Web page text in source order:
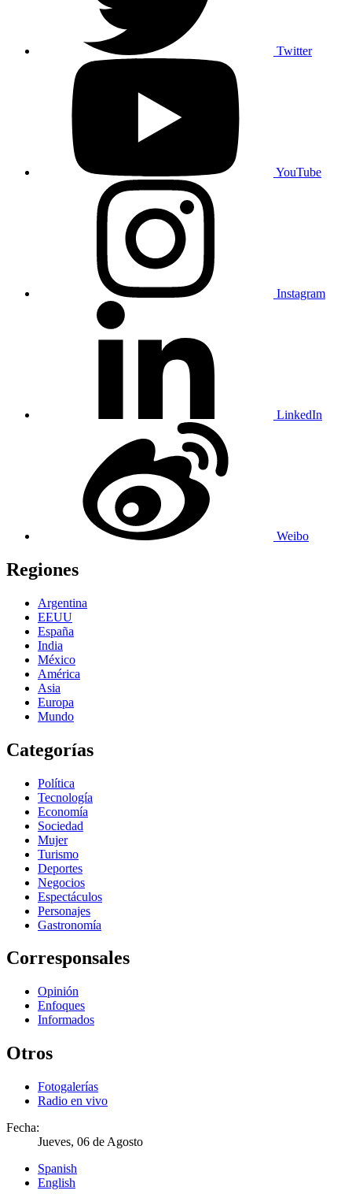
Twitter
YouTube
Instagram
LinkedIn
Weibo
Regiones
Argentina
EEUU
España
India
México
América
Asia
Europa
Mundo
Categorías
Política
Tecnología
Economía
Sociedad
Mujer
Turismo
Deportes
Negocios
Espectáculos
Personajes
Gastronomía
Corresponsales
Opinión
Enfoques
Informados
Otros
Fotogalerías
Radio en vivo
Fecha:
Jueves, 06 de Agosto
Spanish
English